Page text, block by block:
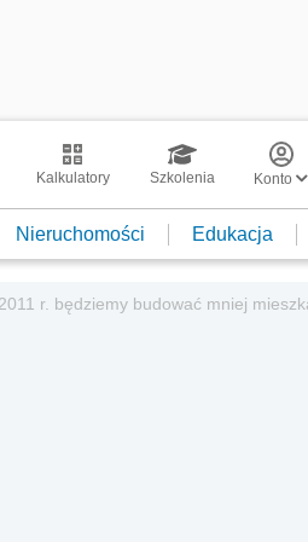
Kalkulatory Szkolenia Konto
Nieruchomości Edukacja
r. będziemy budować mniej